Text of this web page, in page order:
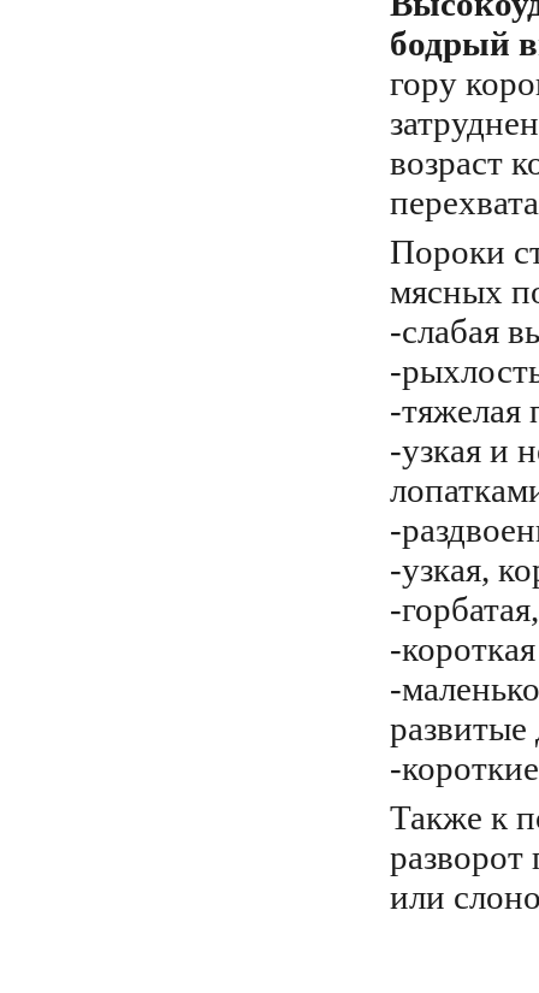
бодрый
гору
возраст
Пороки
мясных
-слабая
-
-тяжелая
-узкая и
-
-узкая,
-
-
-
-
Также к
разворот
или